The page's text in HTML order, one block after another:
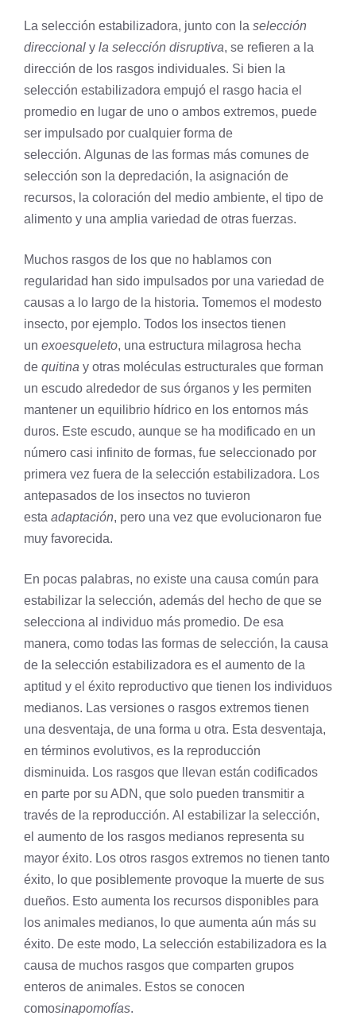
La selección estabilizadora, junto con la selección
direccional y la selección disruptiva, se refieren a la
dirección de los rasgos individuales. Si bien la
selección estabilizadora empujó el rasgo hacia el
promedio en lugar de uno o ambos extremos, puede
ser impulsado por cualquier forma de
selección. Algunas de las formas más comunes de
selección son la depredación, la asignación de
recursos, la coloración del medio ambiente, el tipo de
alimento y una amplia variedad de otras fuerzas.
Muchos rasgos de los que no hablamos con
regularidad han sido impulsados ​​por una variedad de
causas a lo largo de la historia. Tomemos el modesto
insecto, por ejemplo. Todos los insectos tienen
un exoesqueleto, una estructura milagrosa hecha
de quitina y otras moléculas estructurales que forman
un escudo alrededor de sus órganos y les permiten
mantener un equilibrio hídrico en los entornos más
duros. Este escudo, aunque se ha modificado en un
número casi infinito de formas, fue seleccionado por
primera vez fuera de la selección estabilizadora. Los
antepasados ​​de los insectos no tuvieron
esta adaptación, pero una vez que evolucionaron fue
muy favorecida.
En pocas palabras, no existe una causa común para
estabilizar la selección, además del hecho de que se
selecciona al individuo más promedio. De esa
manera, como todas las formas de selección, la causa
de la selección estabilizadora es el aumento de la
aptitud y el éxito reproductivo que tienen los individuos
medianos. Las versiones o rasgos extremos tienen
una desventaja, de una forma u otra. Esta desventaja,
en términos evolutivos, es la reproducción
disminuida. Los rasgos que llevan están codificados
en parte por su ADN , que solo pueden transmitir a
través de la reproducción. Al estabilizar la selección,
el aumento de los rasgos medianos representa su
mayor éxito. Los otros rasgos extremos no tienen tanto
éxito, lo que posiblemente provoque la muerte de sus
dueños. Esto aumenta los recursos disponibles para
los animales medianos, lo que aumenta aún más su
éxito. De este modo, La selección estabilizadora es la
causa de muchos rasgos que comparten grupos
enteros de animales. Estos se conocen
comosinapomofías.